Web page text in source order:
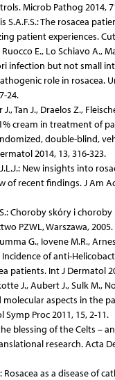
Microb Pathog 2014,
S.A.F.S.: The rosacea
patient experiences.
E., Lo Schiavo A.,
infection but not small
role in rosacea.
24.
Tan J., Draelos Z.,
cream in treatment of
double-blind,
2014, 13, 316-323.
New insights into
of recent findings. J Am
S.: Choroby skóry i
PZWL, Warszawa, 2005.
G., Iovene M.R.,
Incidence of anti-
patients. Int J Dermatol
J., Aubert J., Sulk M.,
molecular aspects in the
Proc 2011, 15, 2-11.
blessing of the Celts –
research. Acta
Rosacea as a disease of